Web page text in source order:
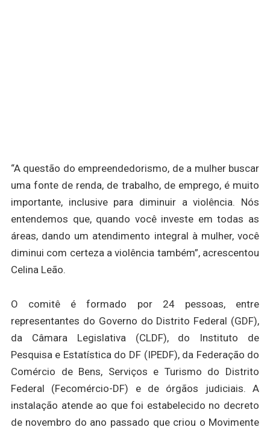
“A questão do empreendedorismo, de a mulher buscar
uma fonte de renda, de trabalho, de emprego, é muito
importante, inclusive para diminuir a violência. Nós
entendemos que, quando você investe em todas as
áreas, dando um atendimento integral à mulher, você
diminui com certeza a violência também”, acrescentou
Celina Leão.
O comitê é formado por 24 pessoas, entre
representantes do Governo do Distrito Federal (GDF),
da Câmara Legislativa (CLDF), do Instituto de
Pesquisa e Estatística do DF (IPEDF), da Federação do
Comércio de Bens, Serviços e Turismo do Distrito
Federal (Fecomércio-DF) e de órgãos judiciais. A
instalação atende ao que foi estabelecido no decreto
de novembro do ano passado que criou o Movimente